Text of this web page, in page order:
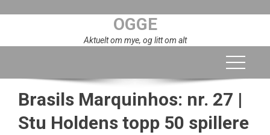
OGGE
Aktuelt om mye, og litt om alt
Brasils Marquinhos: nr. 27 |
Stu Holdens topp 50 spillere